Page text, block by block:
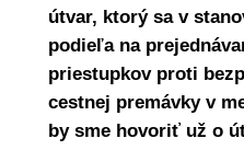
útvar, ktorý sa v
podieľa na
priestupkov proti
cestnej premávky v
by sme hovoriť už o